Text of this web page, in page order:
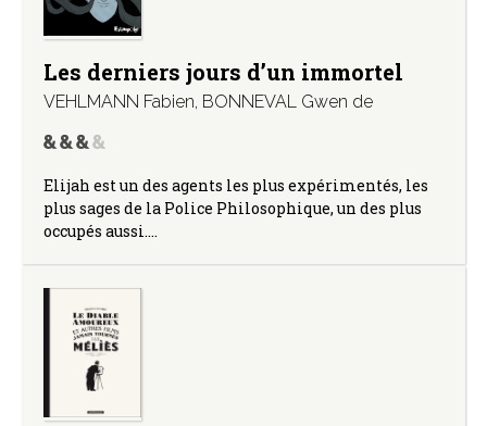
Les derniers jours d’un immortel
VEHLMANN Fabien, BONNEVAL Gwen de
Elijah est un des agents les plus expérimentés, les
plus sages de la Police Philosophique, un des plus
occupés aussi.…